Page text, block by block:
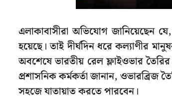
এলাকাবাসীরা অভিযোগ জানিয়েছেন
হয়েছে। তাই দীর্ঘদিন ধরে কল্যাণীর
অবশেষে ভারতীয় রেল ফ্লাইওভার
প্রশাসনিক কর্মকর্তা জানান, ওভারব্রিজ
সহজে যাতায়াত করতে পারবেন।